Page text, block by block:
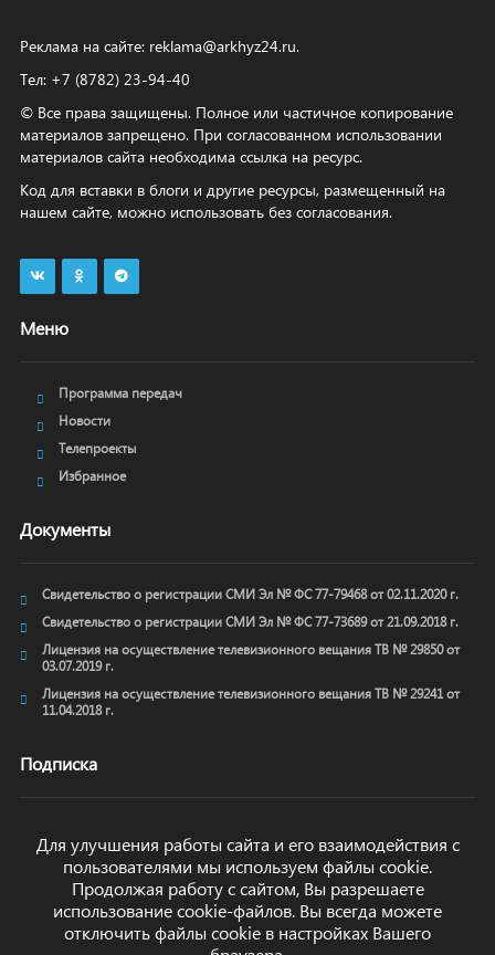
Реклама на сайте: reklama@arkhyz24.ru.
Тел: +7 (8782) 23‑94‑40
© Все права защищены. Полное или частичное копирование
материалов запрещено. При согласованном использовании
материалов сайта необходима ссылка на ресурс.
Код для вставки в блоги и другие ресурсы, размещенный на
нашем сайте, можно использовать без согласования.
Меню
Программа передач
Новости
Телепроекты
Избранное
Документы
Свидетельство о регистрации СМИ Эл № ФС 77-79468 от 02.11.2020 г.
Свидетельство о регистрации СМИ Эл № ФС 77-73689 от 21.09.2018 г.
Лицензия на осуществление телевизионного вещания ТВ № 29850 от
03.07.2019 г.
Лицензия на осуществление телевизионного вещания ТВ № 29241 от
11.04.2018 г.
Подписка
ОТПРАВИТЬ
Для улучшения работы сайта и его взаимодействия с
пользователями мы используем файлы cookie.
Продолжая работу с сайтом, Вы разрешаете
использование cookie-файлов. Вы всегда можете
отключить файлы cookie в настройках Вашего